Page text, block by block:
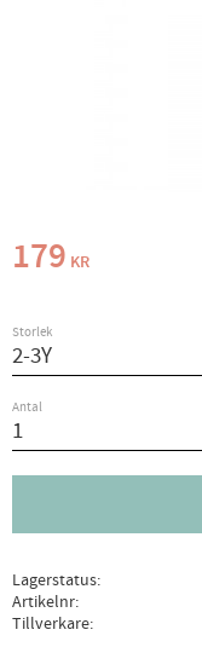
179 KR
Storlek
Antal
Lagerstatus
Artikelnr
Tillverkare